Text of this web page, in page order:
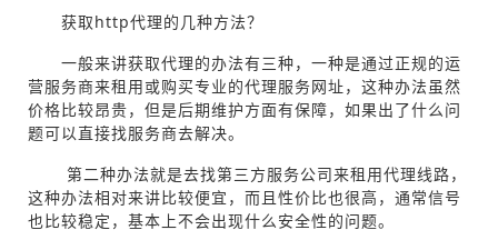
获取http代理的几种方法？
一般来讲获取代理的办法有三种，一种是通过正规的运
营服务商来租用或购买专业的代理服务网址，这种办法虽然
价格比较昂贵，但是后期维护方面有保障，如果出了什么问
题可以直接找服务商去解决。
第二种办法就是去找第三方服务公司来租用代理线路，
这种办法相对来讲比较便宜，而且性价比也很高，通常信号
也比较稳定，基本上不会出现什么安全性的问题。